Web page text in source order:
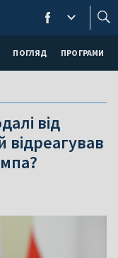
ПОГЛЯД ПРОГРАМИ
від